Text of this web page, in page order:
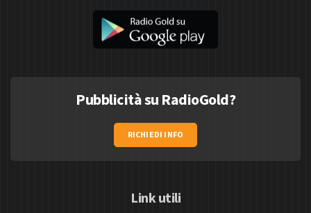
Pubblicità su RadioGold?
RICHIEDI INFO
Link utili